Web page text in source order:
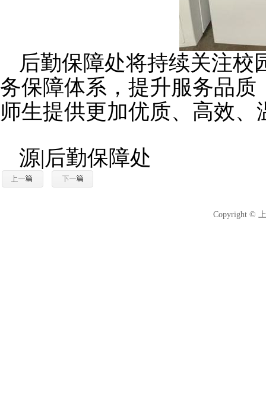
后勤保障处将持续关注校
务保障体系，提升服务品
师生提供更加优质、高效、
源|后勤保障处
Copyright ©